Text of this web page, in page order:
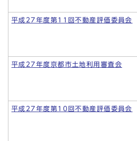
平成27年度第11回不動産評価委員会
平成27年度京都市土地利用審査会
平成27年度第10回不動産評価委員会